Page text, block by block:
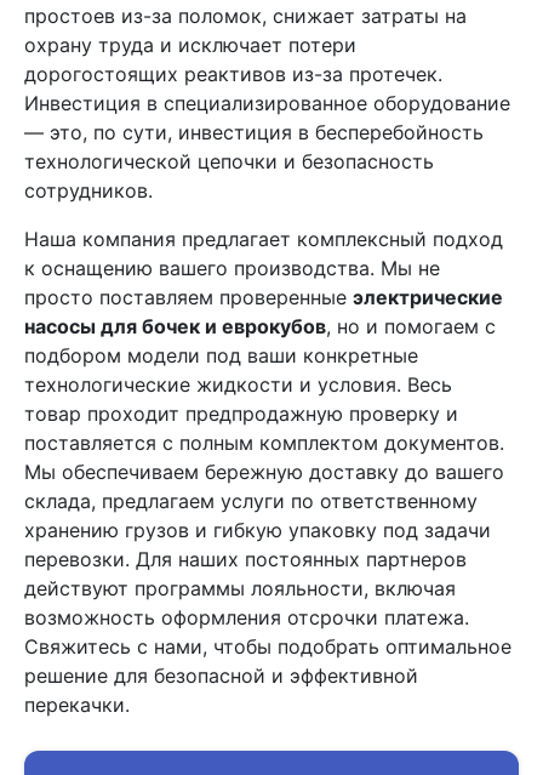
простоев из-за поломок, снижает затраты на
охрану труда и исключает потери
дорогостоящих реактивов из-за протечек.
Инвестиция в специализированное оборудование
— это, по сути, инвестиция в бесперебойность
технологической цепочки и безопасность
сотрудников.
Наша компания предлагает комплексный подход
к оснащению вашего производства. Мы не
просто поставляем проверенные электрические
насосы для бочек и еврокубов, но и помогаем с
подбором модели под ваши конкретные
технологические жидкости и условия. Весь
товар проходит предпродажную проверку и
поставляется с полным комплектом документов.
Мы обеспечиваем бережную доставку до вашего
склада, предлагаем услуги по ответственному
хранению грузов и гибкую упаковку под задачи
перевозки. Для наших постоянных партнеров
действуют программы лояльности, включая
возможность оформления отсрочки платежа.
Свяжитесь с нами, чтобы подобрать оптимальное
решение для безопасной и эффективной
перекачки.